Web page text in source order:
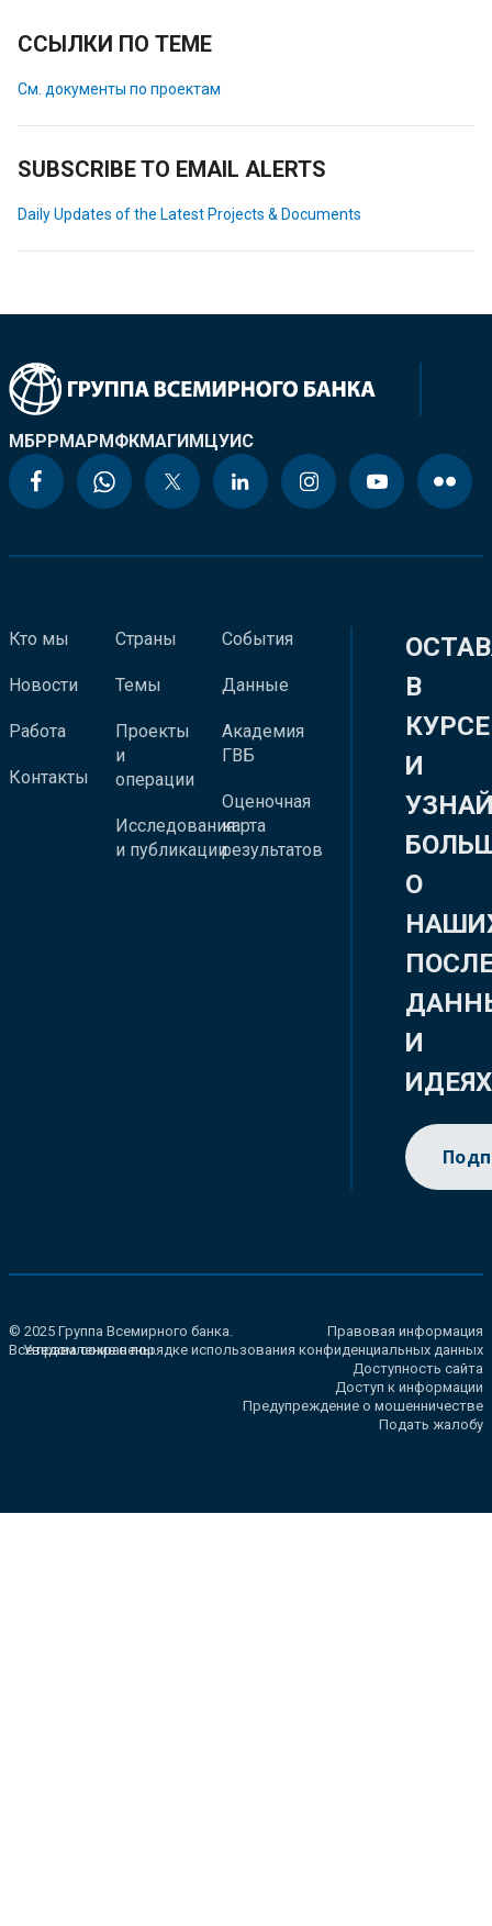
ССЫЛКИ ПО ТЕМЕ
См. документы по проектам
SUBSCRIBE TO EMAIL ALERTS
Daily Updates of the Latest Projects & Documents
МБРРМАРМФКМАГИМЦУИС
Кто мы
Новости
Работа
Контакты
Страны
Темы
Проекты
и
операции
Исследования
и публикации
События
Данные
Академия
ГВБ
Оценочная
карта
результатов
В
КУРСЕ
И
О
И
ИДЕЯХ
© 2025 Группа Всемирного банка.
Все права сохранены.
Правовая информация
Уведомление о порядке использования конфиденциальных данных
Доступность сайта
Доступ к информации
Предупреждение о мошенничестве
Подать жалобу